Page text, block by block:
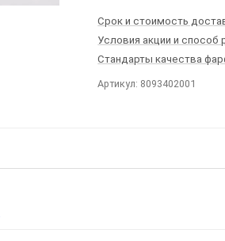
Срок и стоимость
Условия акции и способ
Стандарты качества
Артикул: 8093402001